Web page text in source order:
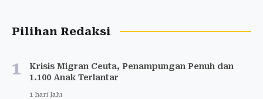
Pilihan Redaksi
1
Krisis Migran Ceuta, Penampungan Penuh dan
1.100 Anak Terlantar
1 hari lalu